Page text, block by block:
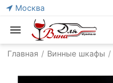
Москва
Главная / Винные шкафы /